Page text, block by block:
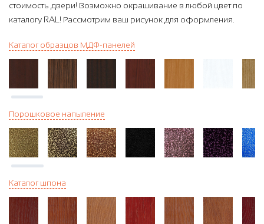
стоимость двери! Возможно окрашивание в любой цвет по
каталогу RAL! Рассмотрим ваш рисунок для оформления.
Каталог образцов МДФ-панелей
Порошковое напыление
Каталог шпона